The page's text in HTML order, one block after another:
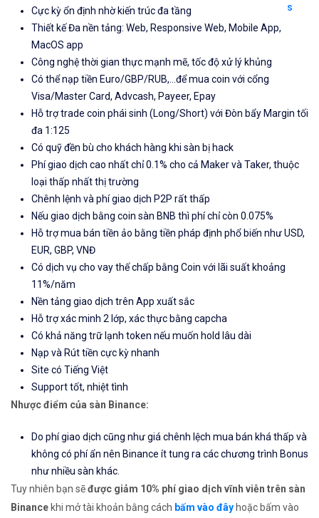
Cực kỳ ổn định nhờ kiến trúc đa tầng
Thiết kế Đa nền tảng: Web, Responsive Web, Mobile App,
MacOS app
Công nghệ thời gian thực mạnh mẽ, tốc độ xử lý khủng
Có thể nạp tiền Euro/GBP/RUB,...để mua coin với cổng
Visa/Master Card, Advcash, Payeer, Epay
Hỗ trợ trade coin phái sinh (Long/Short) với Đòn bẩy Margin tối
đa 1:125
Có quỹ đền bù cho khách hàng khi sàn bị hack
Phí giao dịch cao nhất chỉ 0.1% cho cả Maker và Taker, thuộc
loại thấp nhất thị trường
Chênh lệnh và phí giao dịch P2P rất thấp
Nếu giao dịch bằng coin sàn BNB thì phí chỉ còn 0.075%
Hỗ trợ mua bán tiền ảo bằng tiền pháp định phổ biến như USD,
EUR, GBP, VNĐ
Có dịch vụ cho vay thế chấp bằng Coin với lãi suất khoảng
11%/năm
Nền tảng giao dịch trên App xuất sắc
Hỗ trợ xác minh 2 lớp, xác thực bằng capcha
Có khả năng trữ lạnh token nếu muốn hold lâu dài
Nạp và Rút tiền cực kỳ nhanh
Site có Tiếng Việt
Support tốt, nhiệt tình
Nhược điểm của sàn Binance:
Do phí giao dịch cũng như giá chênh lệch mua bán khá thấp và
không có phí ẩn nên Binance ít tung ra các chương trình Bonus
như nhiều sàn khác.
Tuy nhiên bạn sẽđược giảm 10% phí giao dịch vĩnh viễn trên sàn
Binancekhi mở tài khoản bằng cách bấm vào đâyhoặc bấm vào